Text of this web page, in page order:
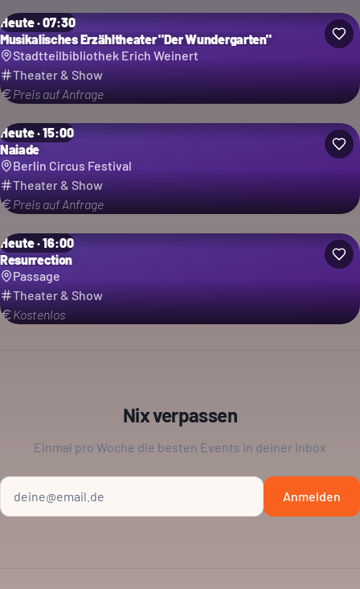
Heute · 07:30
Musikalisches Erzähltheater "Der Wundergarten"
Stadtteilbibliothek Erich Weinert
Theater & Show
Preis auf Anfrage
Heute · 15:00
Naiade
Berlin Circus Festival
Theater & Show
Preis auf Anfrage
Heute · 16:00
Resurrection
Passage
Theater & Show
Kostenlos
Nix verpassen
Einmal pro Woche die besten Events in deiner Inbox
Anmelden